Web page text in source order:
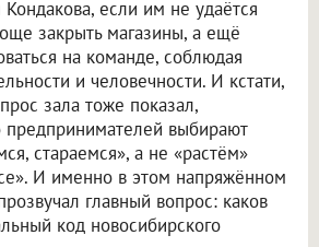
если им не удаётся
закрыть магазины, а ещё
на команде, соблюдая
и человечности. И кстати,
зала тоже показал,
предпринимателей выбирают
стараемся», а не «растём»
И именно в этом напряжённом
главный вопрос: каков
код новосибирского